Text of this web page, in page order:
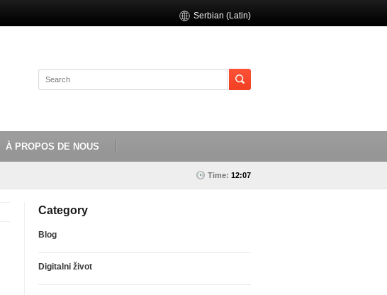
Serbian (Latin)
À PROPOS DE NOUS
Time: 12:07
Category
Blog
Digitalni život